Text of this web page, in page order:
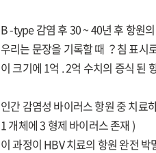
B -type 감염 후 30 ~ 40년 후 항원
우리는 문장을 기록할 때 ？침 표시
이 크기에 1억 . 2억 수치의 증식 된
인간 감염성 바이러스 항원 중 치료
1 개체에 3 형제 바이러스 존재 )
이 과정이 HBV 치료의 항원 완전 박